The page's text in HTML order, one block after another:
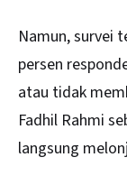
Namun, survei
persen
atau tidak
Fadhil Rahmi
langsung